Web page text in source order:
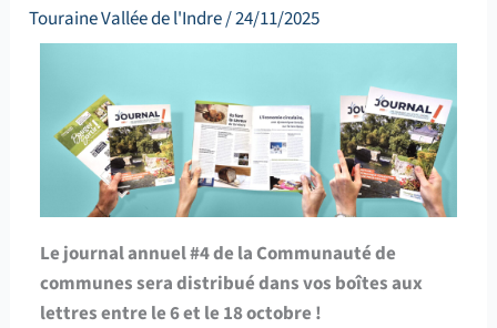
Touraine Vallée de l'Indre/24/11/2025
Le journal annuel #4 de la Communauté de
communes sera distribué dans vos boîtes aux
lettres entre le 6 et le 18 octobre !